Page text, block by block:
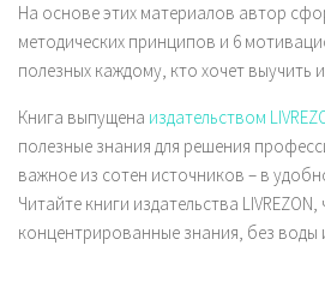
На основе этих материалов автор
методических принципов и 6
полезных каждому, кто хочет выучить
Книга выпущена издательством
полезные знания для решения
важное из сотен источников – в
Читайте книги издательства
концентрированные знания, без воды